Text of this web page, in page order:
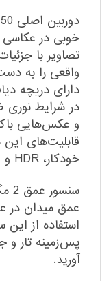
خوبی در عکاسی
تصاویر با
واقعی را به
در شرایط نوری
و عکس‌هایی
قابلیت‌های
خودکار، HDR و فلش LED اشاره کرد.
عمق میدان در
استفاده از این
پس‌زمینه تار و
آورید.